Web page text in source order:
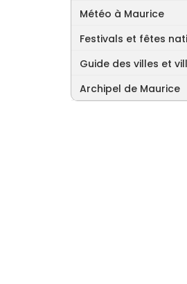
Météo à Maurice
Festivals et fêtes
Guide des villes et
Archipel de Maurice